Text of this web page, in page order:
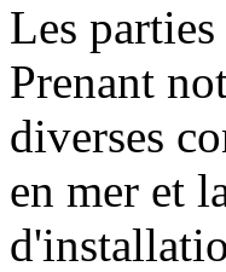
Les
Prenant
diverses
en mer et